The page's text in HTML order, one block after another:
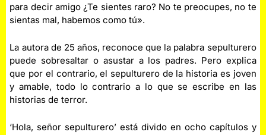
para decir amigo ¿Te sientes raro? No te preocupes, no te
sientas mal, habemos como tú».
La autora de 25 años, reconoce que la palabra sepulturero
puede sobresaltar o asustar a los padres. Pero explica
que por el contrario, el sepulturero de la historia es joven
y amable, todo lo contrario a lo que se escribe en las
historias de terror.
‘Hola, señor sepulturero’ está divido en ocho capítulos y